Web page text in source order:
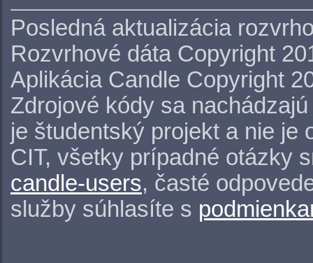
Posledná aktualizácia
Rozvrhové dáta Copyright
Aplikácia Candle Copyright
Zdrojové kódy sa
je študentský projekt a nie je
CIT, všetky prípadné otázky
candle-users, časté
služby súhlasíte s